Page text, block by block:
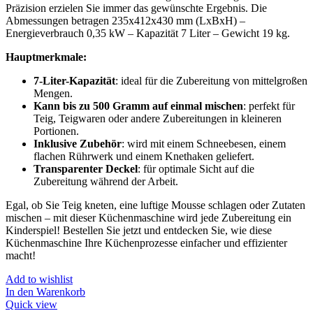
Präzision erzielen Sie immer das gewünschte Ergebnis. Die
Abmessungen betragen 235x412x430 mm (LxBxH) –
Energieverbrauch 0,35 kW – Kapazität 7 Liter – Gewicht 19 kg.
Hauptmerkmale:
7-Liter-Kapazität: ideal für die Zubereitung von mittelgroßen
Mengen.
Kann bis zu 500 Gramm auf einmal mischen: perfekt für
Teig, Teigwaren oder andere Zubereitungen in kleineren
Portionen.
Inklusive Zubehör: wird mit einem Schneebesen, einem
flachen Rührwerk und einem Knethaken geliefert.
Transparenter Deckel: für optimale Sicht auf die
Zubereitung während der Arbeit.
Egal, ob Sie Teig kneten, eine luftige Mousse schlagen oder Zutaten
mischen – mit dieser Küchenmaschine wird jede Zubereitung ein
Kinderspiel! Bestellen Sie jetzt und entdecken Sie, wie diese
Küchenmaschine Ihre Küchenprozesse einfacher und effizienter
macht!
Add to wishlist
In den Warenkorb
Quick view